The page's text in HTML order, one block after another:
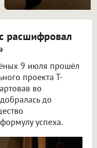
расшифровал
9 июля прошёл
проекта Т-
во
до
успеха.